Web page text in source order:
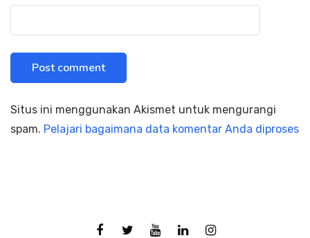
Situs ini menggunakan Akismet untuk mengurangi
spam. Pelajari bagaimana data komentar Anda diproses